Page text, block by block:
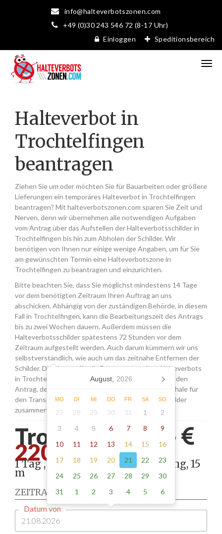
info@halteverbotszonen.com
+49 (0)30 243 546 72 (8-17 Uhr)
Einloggen
Speditionsbereich
Halteverbot in
Trochtelfingen
beantragen
Ziehen Sie um oder möchten Sie für Bauarbeiten oder größere
Lieferungen ein temporäres Halteverbot in Trochtelfingen
beantragen? Mit halteverbotszonen.com sparen Sie Zeit und
Nerven, denn wir übernehmen alle notwendigen Aufgaben
vom Antrag über das Aufstellen der Halteverbotsschilder in
Trochtelfingen bis hin zum Abholen der Schilder. Wir
benötigen von Ihnen nur einige wenige Angaben, um für Sie
am gewünschten Termin eine Halteverbotszone in
Trochtelfingen zu beantragen und einzurichten.
Bitte beachten Sie, dass Sie möglichst mindestens 14 Tage
vor dem benötigten Zeitraum Ihren Auftrag an uns
abschicken. Abhängig von der zuständigen Behörde, in diesem
Fall in Trochtelfingen, kann die Bearbeitungszeit des Antrags
bis zu zwei Wochen dauern. Außerdem müssen die
Halteverbotsschilder spätestens 72 Stunden vor dem
Zeitraum aufgestellt werden. Auch darum kümmern wir uns
selbstverständlich, wie auch um das zeitnahe Entfernen der
Schilder. Die Kosten für die Beantragung eines Halteverbots
in Trochtelfingen setzen sich aus den Gebühren für den
Antrag, der Miete für die Schilder sowie einer Pauschale für
den Transport, das Aufstellen und Abholen der Schilder
zusammen.
Trochtelfingen -
220.00
1 Tag , Stellung gemäß Anordnung, 15
m
ZEITRAUM
Datum von
August, 2026
MO DI MI DO FR SA SO
27 28 29 30 31 1
2
3
4 5 6 7 8
9
10
11 12 13 14 15
16
17
18 19 20 21 22
23
24
25 26 27 28 29
30
31
1 2 3 4 5 6